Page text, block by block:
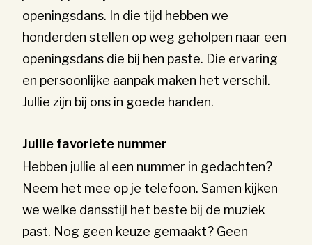
openingsdans. In die tijd hebben we
honderden stellen op weg geholpen naar een
openingsdans die bij hen paste. Die ervaring
en persoonlijke aanpak maken het verschil.
Jullie zijn bij ons in goede handen.
Jullie favoriete nummer
Hebben jullie al een nummer in gedachten?
Neem het mee op je telefoon. Samen kijken
we welke dansstijl het beste bij de muziek
past. Nog geen keuze gemaakt? Geen